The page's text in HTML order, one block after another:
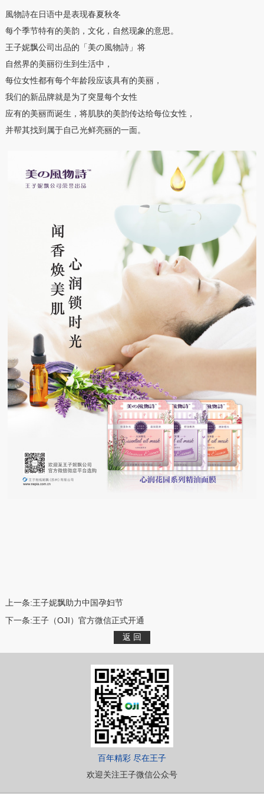
風物詩在日语中是表现春夏秋冬
每个季节特有的美韵，文化，自然现象的意思。
王子妮飘公司出品的「美の風物詩」将
自然界的美丽衍生到生活中，
每位女性都有每个年龄段应该具有的美丽，
我们的新品牌就是为了突显每个女性
应有的美丽而诞生，将肌肤的美韵传达给每位女性，
并帮其找到属于自己光鲜亮丽的一面。
上一条:王子妮飘助力中国孕妇节
下一条:王子（OJI）官方微信正式开通
百年精彩 尽在王子
欢迎关注王子微信公众号